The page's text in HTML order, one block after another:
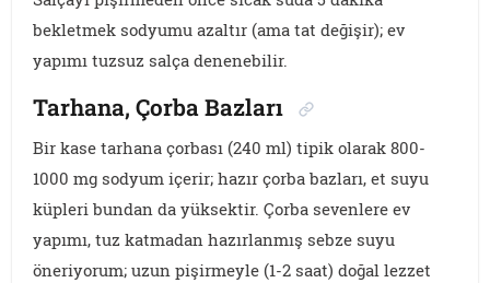
bekletmek sodyumu azaltır (ama tat değişir); ev
yapımı tuzsuz salça denenebilir.
Tarhana, Çorba Bazları
Bir kase tarhana çorbası (240 ml) tipik olarak 800-
1000 mg sodyum içerir; hazır çorba bazları, et suyu
küpleri bundan da yüksektir. Çorba sevenlere ev
yapımı, tuz katmadan hazırlanmış sebze suyu
öneriyorum; uzun pişirmeyle (1-2 saat) doğal lezzet